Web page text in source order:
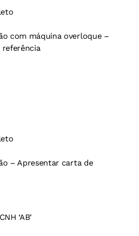
com máquina overloque –
– Apresentar carta de
‘AB’